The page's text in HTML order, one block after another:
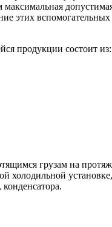
этих
продукции состоит из:
грузам на
холодильной